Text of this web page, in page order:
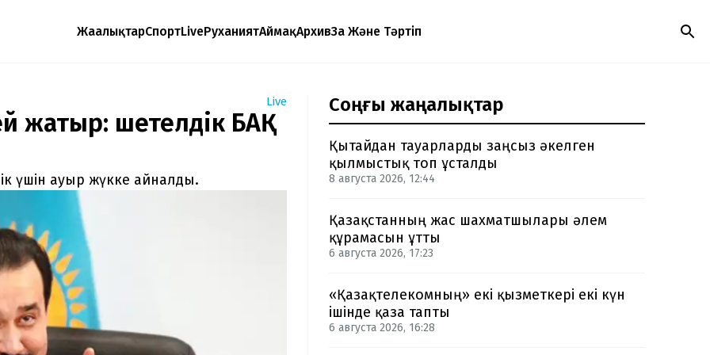
ЖаңалықтарСпортLiveРуханиятАймақАрхивЗаң Және Тәртіп
Live
жатыр: шетелдік БАҚ
үшін ауыр жүкке айналды.
Соңғы жаңалықтар
Қытайдан тауарларды заңсыз әкелген
қылмыстық топ ұсталды
8 августа 2026, 12:44
Қазақстанның жас шахматшылары әлем
құрамасын ұтты
6 августа 2026, 17:23
«Қазақтелекомның» екі қызметкері екі күн
ішінде қаза тапты
6 августа 2026, 16:28